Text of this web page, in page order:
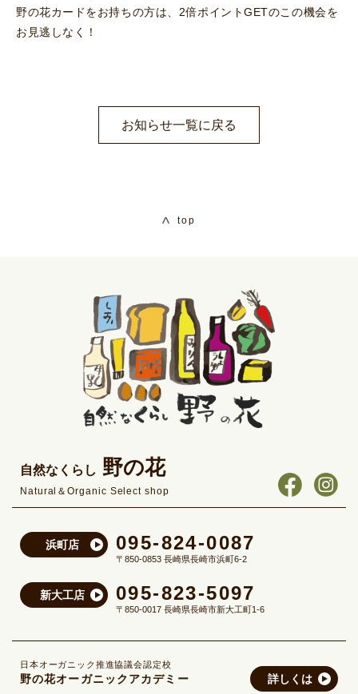
野の花カードをお持ちの方は、2倍ポイントGETのこの機会を
お見逃しなく！
お知らせ一覧に戻る
top
自然なくらし 野の花
Natural＆Organic Select shop
浜町店 095-824-0087
〒850-0853 長崎県長崎市浜町6-2
新大工店 095-823-5097
〒850-0017 長崎県長崎市新大工町1-6
日本オーガニック推進協議会認定校
野の花オーガニックアカデミー 詳しくは